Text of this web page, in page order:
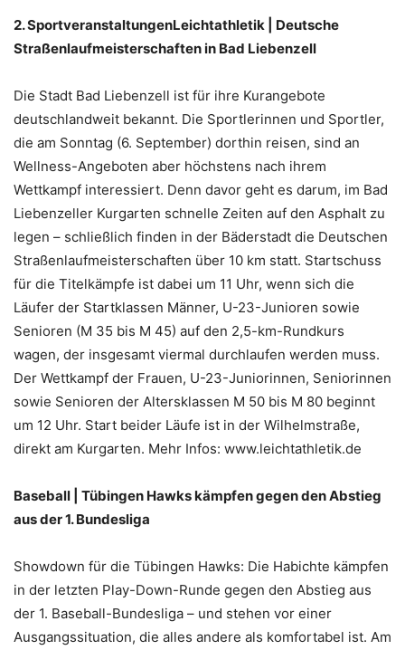
2. SportveranstaltungenLeichtathletik | Deutsche
Straßenlaufmeisterschaften in Bad Liebenzell
Die Stadt Bad Liebenzell ist für ihre Kurangebote
deutschlandweit bekannt. Die Sportlerinnen und Sportler,
die am Sonntag (6. September) dorthin reisen, sind an
Wellness-Angeboten aber höchstens nach ihrem
Wettkampf interessiert. Denn davor geht es darum, im Bad
Liebenzeller Kurgarten schnelle Zeiten auf den Asphalt zu
legen – schließlich finden in der Bäderstadt die Deutschen
Straßenlaufmeisterschaften über 10 km statt. Startschuss
für die Titelkämpfe ist dabei um 11 Uhr, wenn sich die
Läufer der Startklassen Männer, U-23-Junioren sowie
Senioren (M 35 bis M 45) auf den 2,5-km-Rundkurs
wagen, der insgesamt viermal durchlaufen werden muss.
Der Wettkampf der Frauen, U-23-Juniorinnen, Seniorinnen
sowie Senioren der Altersklassen M 50 bis M 80 beginnt
um 12 Uhr. Start beider Läufe ist in der Wilhelmstraße,
direkt am Kurgarten. Mehr Infos: www.leichtathletik.de
Baseball | Tübingen Hawks kämpfen gegen den Abstieg
aus der 1. Bundesliga
Showdown für die Tübingen Hawks: Die Habichte kämpfen
in der letzten Play-Down-Runde gegen den Abstieg aus
der 1. Baseball-Bundesliga – und stehen vor einer
Ausgangssituation, die alles andere als komfortabel ist. Am